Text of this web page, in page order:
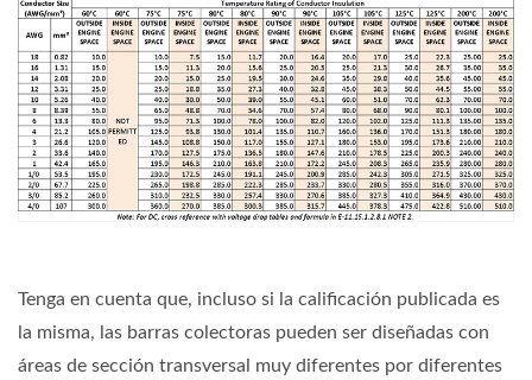
Tenga en cuenta que, incluso si la calificación publicada es
la misma, las barras colectoras pueden ser diseñadas con
áreas de sección transversal muy diferentes por diferentes